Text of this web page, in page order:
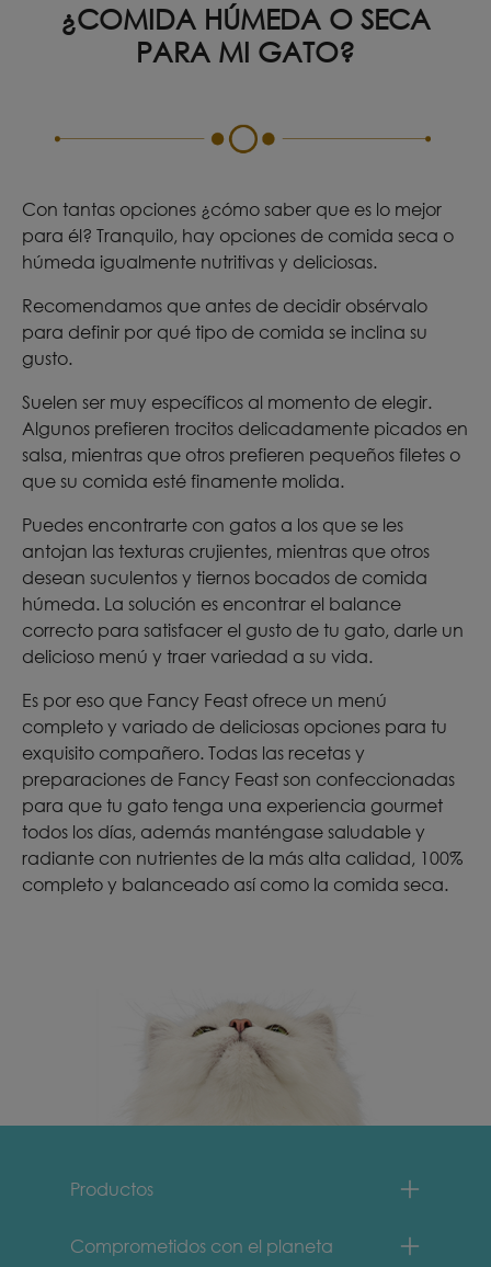
¿COMIDA HÚMEDA O SECA
PARA MI GATO?
Con tantas opciones ¿cómo saber que es lo mejor
para él? Tranquilo, hay opciones de comida seca o
húmeda igualmente nutritivas y deliciosas.
Recomendamos que antes de decidir obsérvalo
para definir por qué tipo de comida se inclina su
gusto.
Suelen ser muy específicos al momento de elegir.
Algunos prefieren trocitos delicadamente picados en
salsa, mientras que otros prefieren pequeños filetes o
que su comida esté finamente molida.
Puedes encontrarte con gatos a los que se les
antojan las texturas crujientes, mientras que otros
desean suculentos y tiernos bocados de comida
húmeda. La solución es encontrar el balance
correcto para satisfacer el gusto de tu gato, darle un
delicioso menú y traer variedad a su vida.
Es por eso que Fancy Feast ofrece un menú
completo y variado de deliciosas opciones para tu
exquisito compañero. Todas las recetas y
preparaciones de Fancy Feast son confeccionadas
para que tu gato tenga una experiencia gourmet
todos los días, además manténgase saludable y
radiante con nutrientes de la más alta calidad, 100%
completo y balanceado así como la comida seca.
Productos
Comprometidos con el planeta